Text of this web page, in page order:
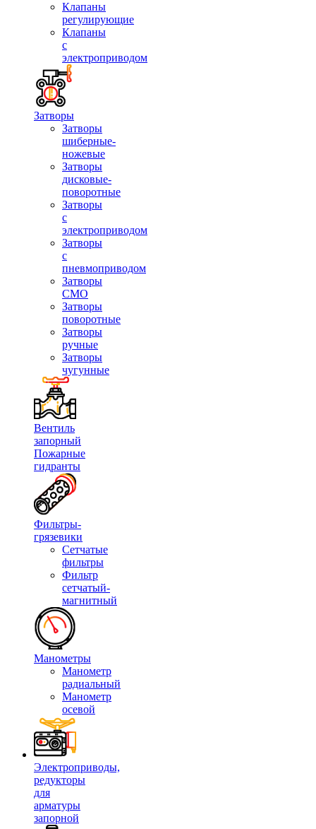
Клапаны
регулирующие
Клапаны
с
электроприводом
Затворы
Затворы
шиберные-
ножевые
Затворы
дисковые-
поворотные
Затворы
с
электроприводом
Затворы
с
пневмоприводом
Затворы
СМО
Затворы
поворотные
Затворы
ручные
Затворы
чугунные
Вентиль
запорный
Пожарные
гидранты
Фильтры-
грязевики
Сетчатые
фильтры
Фильтр
сетчатый-
магнитный
Манометры
Манометр
радиальный
Манометр
осевой
Электроприводы,
редукторы
для
арматуры
запорной